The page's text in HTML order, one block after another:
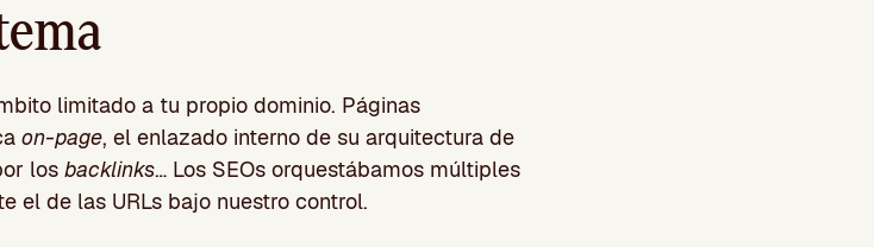
limitado a tu propio dominio. Páginas
on-page, el enlazado interno de su arquitectura de
los backlinks… Los SEOs orquestábamos múltiples
el de las URLs bajo nuestro control.